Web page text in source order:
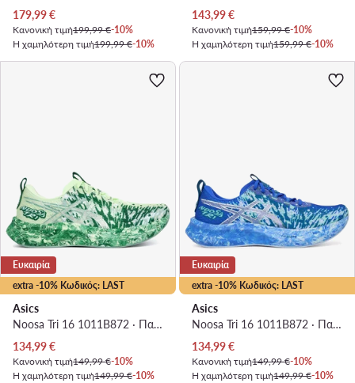
Τρέχουσα τιμή
179,99€
Κανονική τιμή199,99 €-10%
Η χαμηλότερη τιμή199,99 €-10%
Τρέχουσα τιμή
143,99€
Κανονική τιμή159,99 €-10%
Η χαμηλότερη τιμή159,99 €-10%
extra -10% Κωδικός: LAST
Ευκαιρία
Asics
Noosa Tri 16 1011B872 · Παπούτσια για Τρέξιμο
Τρέχουσα τιμή
134,99€
Κανονική τιμή149,99 €-10%
Η χαμηλότερη τιμή149,99 €-10%
extra -10% Κωδικός: LAST
Ευκαιρία
Asics
Noosa Tri 16 1011B872 · Παπούτσια για Τρέξιμο
Τρέχουσα τιμή
134,99€
Κανονική τιμή149,99 €-10%
Η χαμηλότερη τιμή149,99 €-10%